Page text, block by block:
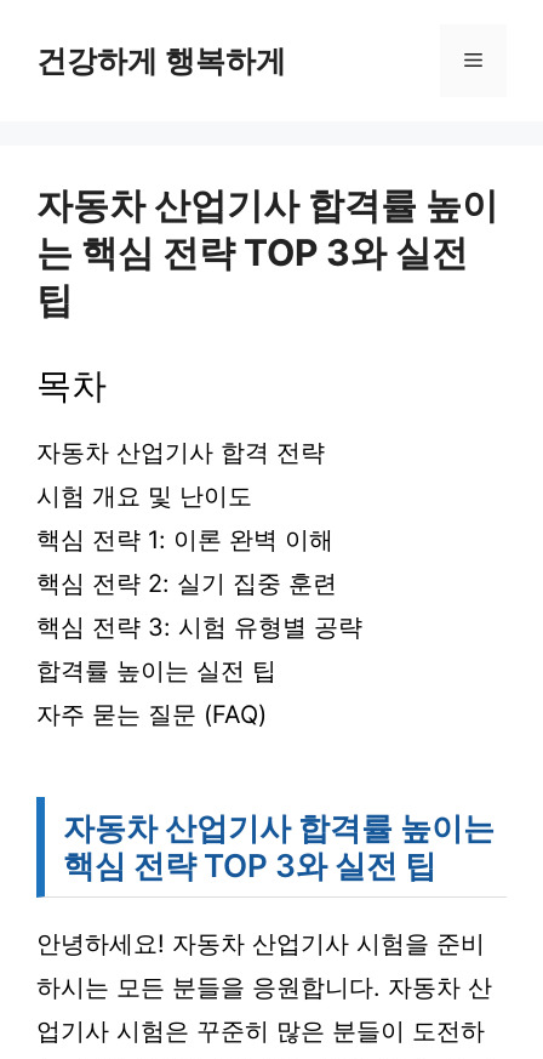
건강하게 행복하게 메
자동차 산업기사 합격률 높이
는 핵심 전략 TOP 3와 실전
팁
목차
자동차 산업기사 합격 전략
시험 개요 및 난이도
핵심 전략 1: 이론 완벽 이해
핵심 전략 2: 실기 집중 훈련
핵심 전략 3: 시험 유형별 공략
합격률 높이는 실전 팁
자주 묻는 질문 (FAQ)
자동차 산업기사 합격률 높이는
핵심 전략 TOP 3와 실전 팁
안녕하세요! 자동차 산업기사 시험을 준비
하시는 모든 분들을 응원합니다. 자동차 산
업기사 시험은 꾸준히 많은 분들이 도전하